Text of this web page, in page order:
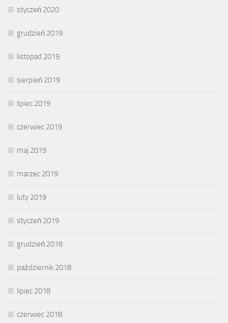
styczeń 2020
grudzień 2019
listopad 2019
sierpień 2019
lipiec 2019
czerwiec 2019
maj 2019
marzec 2019
luty 2019
styczeń 2019
grudzień 2018
październik 2018
lipiec 2018
czerwiec 2018